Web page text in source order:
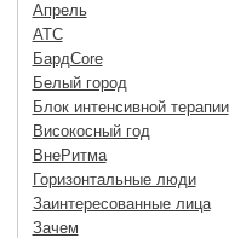
Апрель
АТС
БардCore
Белый город
Блок интенсивной терапии
Високосный год
ВнеРитма
Горизонтальные люди
Заинтересованные лица
Зачем